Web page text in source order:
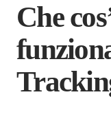
Che